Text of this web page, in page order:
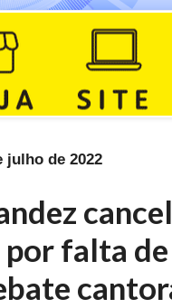
julho de 2022
falta